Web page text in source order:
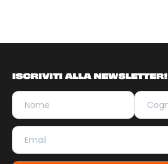
ISCRIVITI ALLA NEWSLETTER!